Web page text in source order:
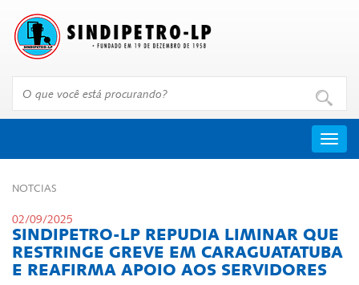
Menu
NOT­CIAS
02/09/2025
SINDIPETRO-LP REPUDIA LIMINAR QUE
RESTRINGE GREVE EM CARAGUATATUBA
E REAFIRMA APOIO AOS SERVIDORES